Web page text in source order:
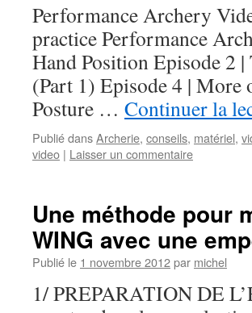
Performance Archery
practice Performance
Hand Position Episode 2
(Part 1) Episode 4 | More
Posture … Continuer la
Publié dansArcherie, conseils, matériel,
video | Laisser un commentaire
Une méthode pour
WING avec une
Publié le 1 novembre 2012par michel
1/ PREPARATION DE